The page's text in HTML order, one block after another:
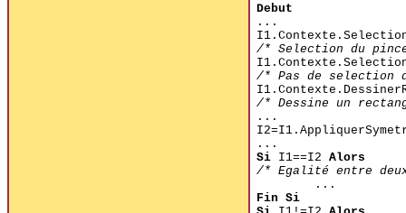
Debut
...
/* Selection du
/* Pas de selection
/* Dessine un
...
...
SiI1==I2 Alors
/* Egalité entre
...
Fin Si